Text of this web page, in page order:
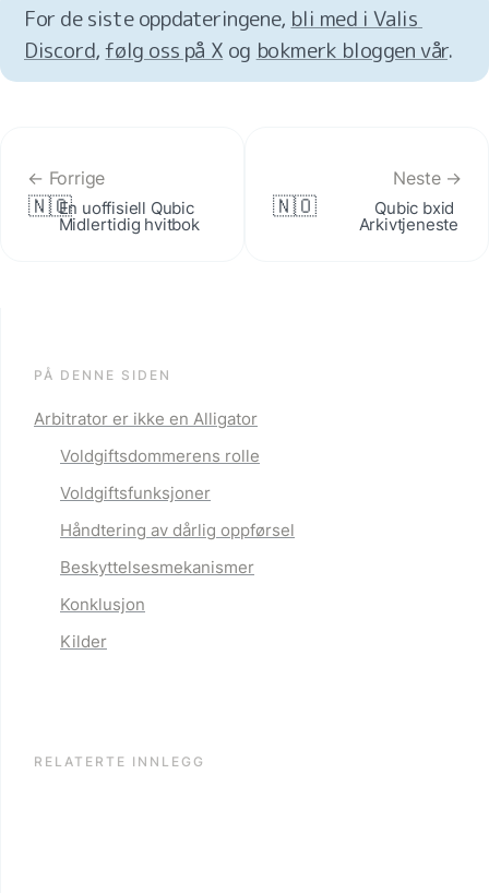
For de siste oppdateringene, bli med i Valis
Discord, følg oss på X og bokmerk bloggen vår.
← Forrige
🇳🇴En uoffisiell Qubic
Midlertidig hvitbok
Neste →
🇳🇴 Qubic bxid
Arkivtjeneste
PÅ DENNE SIDEN
Arbitrator er ikke en Alligator
Voldgiftsdommerens rolle
Voldgiftsfunksjoner
Håndtering av dårlig oppførsel
Beskyttelsesmekanismer
Konklusjon
Kilder
RELATERTE INNLEGG